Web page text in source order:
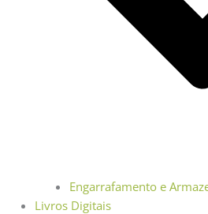
Engarrafamento e
Livros Digitais